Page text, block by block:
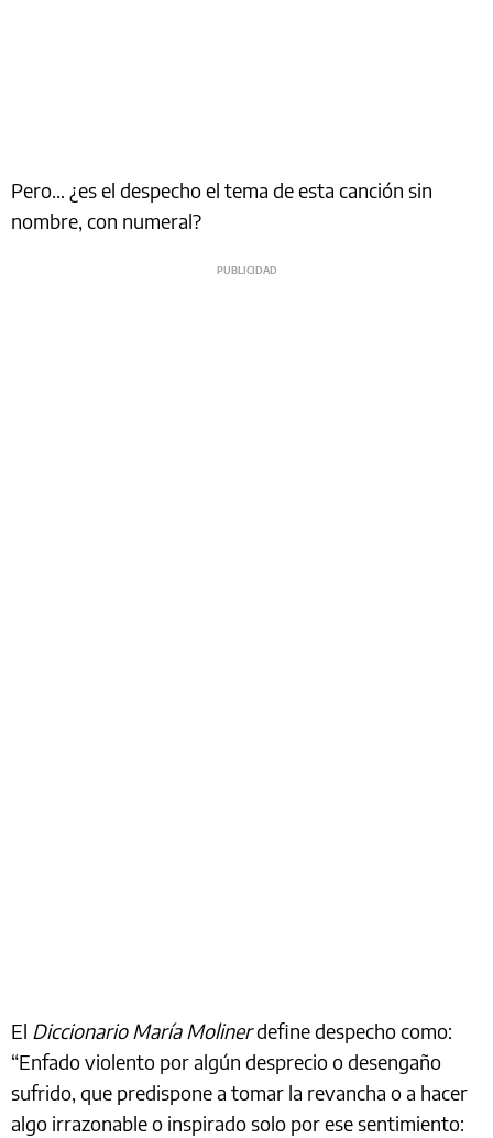
Pero… ¿es el despecho el tema de esta canción sin
nombre, con numeral?
El Diccionario María Molinerdefine despecho como:
“Enfado violento por algún desprecio o desengaño
sufrido, que predispone a tomar la revancha o a hacer
algo irrazonable o inspirado solo por ese sentimiento: